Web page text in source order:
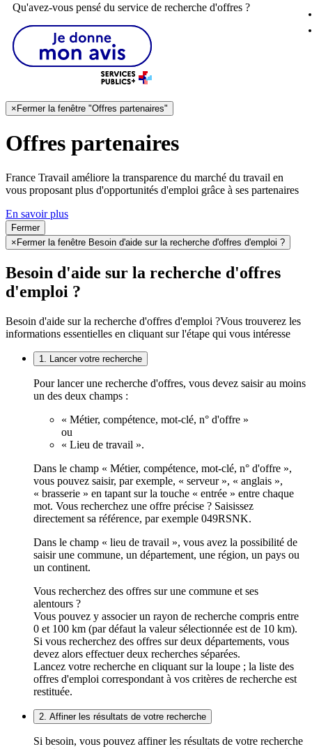
Qu'avez-vous pensé du service de recherche d'offres ?
× Fermer la fenêtre "Offres partenaires"
Offres partenaires
France Travail améliore la transparence du marché du travail en
vous proposant plus d'opportunités d'emploi grâce à ses partenaires
En savoir plus
Fermer
× Fermer la fenêtre Besoin d'aide sur la recherche d'offres d'emploi ?
Besoin d'aide sur la recherche d'offres
d'emploi ?
Besoin d'aide sur la recherche d'offres d'emploi ?Vous trouverez les
informations essentielles en cliquant sur l'étape qui vous intéresse
1. Lancer votre recherche
Pour lancer une recherche d'offres, vous devez saisir au moins
un des deux champs :
« Métier, compétence, mot-clé, n° d'offre »
ou
« Lieu de travail ».
Dans le champ « Métier, compétence, mot-clé, n° d'offre »,
vous pouvez saisir, par exemple, « serveur », « anglais »,
« brasserie » en tapant sur la touche « entrée » entre chaque
mot. Vous recherchez une offre précise ? Saisissez
directement sa référence, par exemple 049RSNK.
Dans le champ « lieu de travail », vous avez la possibilité de
saisir une commune, un département, une région, un pays ou
un continent.
Vous recherchez des offres sur une commune et ses
alentours ?
Vous pouvez y associer un rayon de recherche compris entre
0 et 100 km (par défaut la valeur sélectionnée est de 10 km).
Si vous recherchez des offres sur deux départements, vous
devez alors effectuer deux recherches séparées.
Lancez votre recherche en cliquant sur la loupe ; la liste des
offres d'emploi correspondant à vos critères de recherche est
restituée.
2. Affiner les résultats de votre recherche
Si besoin, vous pouvez affiner les résultats de votre recherche